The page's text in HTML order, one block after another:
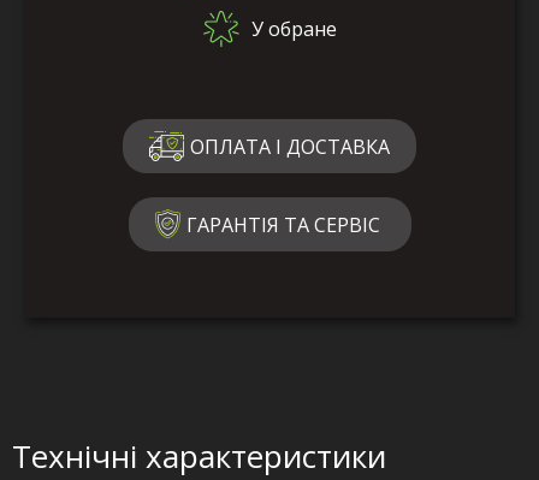
У обране
ОПЛАТА І ДОСТАВКА
ГАРАНТІЯ ТА СЕРВІС
Технічні характеристики